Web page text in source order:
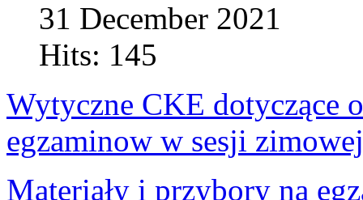
31 December 2021
Hits: 145
Wytyczne CKE dotyczące
egzaminow w sesji
Materiały i przybory na